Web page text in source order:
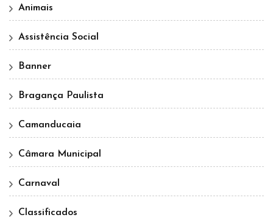
Animais
Assistência Social
Banner
Bragança Paulista
Camanducaia
Câmara Municipal
Carnaval
Classificados